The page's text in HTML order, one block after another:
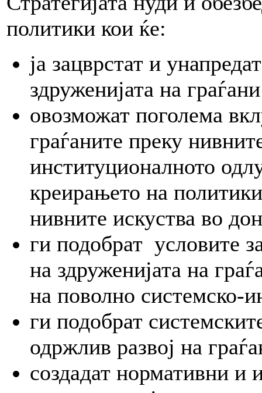
политики кои ќе:
ја зацврстат и
здруженијата на
овозможат поголема
граѓаните преку
институционалното
креирањето на
нивните искуства во
ги подобрат условите
на здруженијата на
на поволно системско-
ги подобрат
одржлив развој на
создадат нормативни и